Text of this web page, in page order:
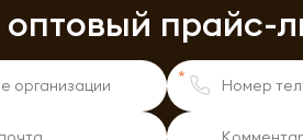
прайс-